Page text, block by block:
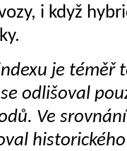
i když
je téměř
odlišoval
Ve